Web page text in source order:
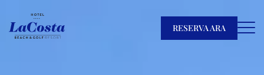
RESERVA ARA